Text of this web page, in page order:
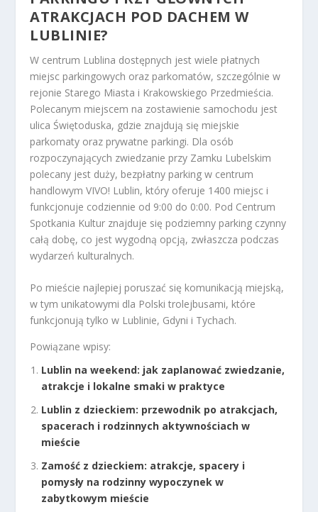
ATRAKCJACH POD DACHEM W
LUBLINIE?
W centrum Lublina dostępnych jest wiele płatnych
miejsc parkingowych oraz parkomatów, szczególnie w
rejonie Starego Miasta i Krakowskiego Przedmieścia.
Polecanym miejscem na zostawienie samochodu jest
ulica Świętoduska, gdzie znajdują się miejskie
parkomaty oraz prywatne parkingi. Dla osób
rozpoczynających zwiedzanie przy Zamku Lubelskim
polecany jest duży, bezpłatny parking w centrum
handlowym VIVO! Lublin, który oferuje 1400 miejsc i
funkcjonuje codziennie od 9:00 do 0:00. Pod Centrum
Spotkania Kultur znajduje się podziemny parking czynny
całą dobę, co jest wygodną opcją, zwłaszcza podczas
wydarzeń kulturalnych.
Po mieście najlepiej poruszać się komunikacją miejską,
w tym unikatowymi dla Polski trolejbusami, które
funkcjonują tylko w Lublinie, Gdyni i Tychach.
Powiązane wpisy:
Lublin na weekend: jak zaplanować zwiedzanie,
atrakcje i lokalne smaki w praktyce
Lublin z dzieckiem: przewodnik po atrakcjach,
spacerach i rodzinnych aktywnościach w
mieście
Zamość z dzieckiem: atrakcje, spacery i
pomysły na rodzinny wypoczynek w
zabytkowym mieście